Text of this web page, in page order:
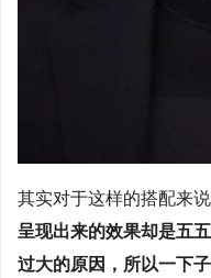
其实对于这样的搭配来
呈现出来的效果却是五
过大的原因，所以一下